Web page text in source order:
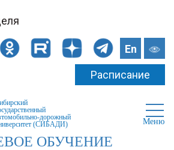
En
Расписание
дорожный
(СИБАДИ)
Меню
ОБУЧЕНИЕ